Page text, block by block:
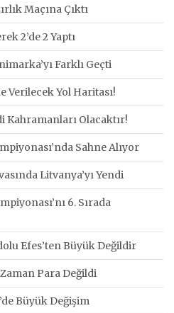
Maçına Çıktı
2’de 2 Yaptı
Farklı Geçti
Verilecek Yol Haritası!
Kahramanları Olacaktır!
Sahne Alıyor
Litvanya’yı Yendi
6. Sırada
Efes’ten Büyük Değildir
Para Değildi
Büyük Değişim